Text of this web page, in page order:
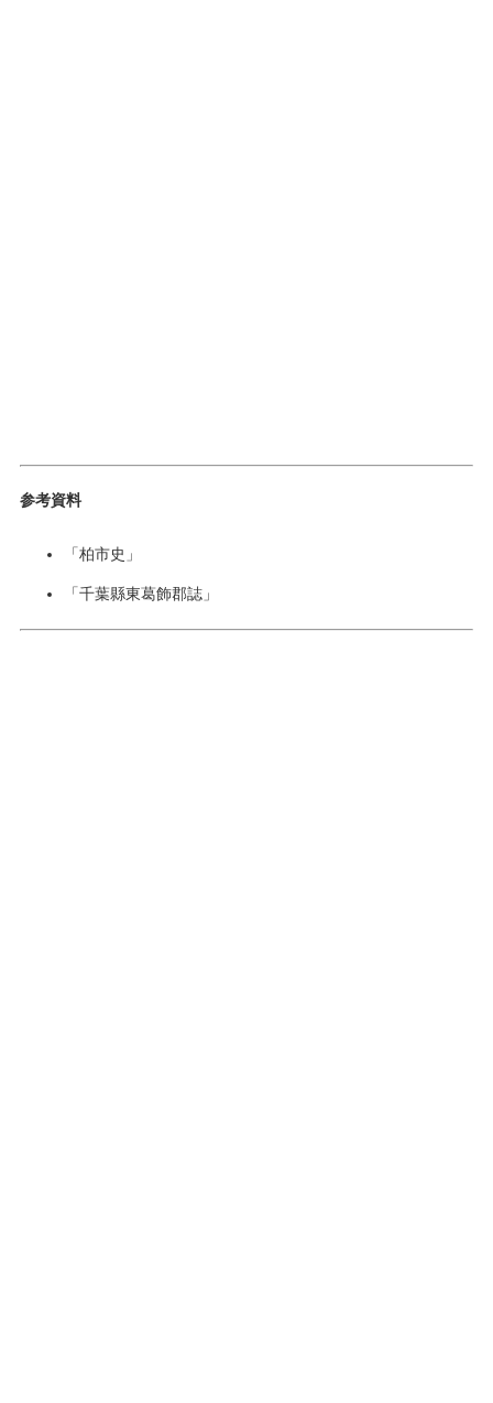
参考資料
「柏市史」
「千葉縣東葛飾郡誌」